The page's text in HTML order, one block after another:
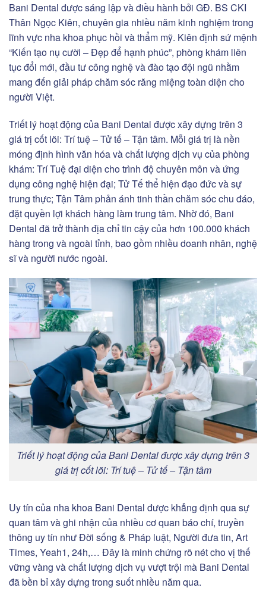
Bani Dental được sáng lập và điều hành bởi GĐ. BS CKI
Thân Ngọc Kiên, chuyên gia nhiều năm kinh nghiệm trong
lĩnh vực nha khoa phục hồi và thẩm mỹ. Kiên định sứ mệnh
“Kiến tạo nụ cười – Đẹp để hạnh phúc”, phòng khám liên
tục đổi mới, đầu tư công nghệ và đào tạo đội ngũ nhằm
mang đến giải pháp chăm sóc răng miệng toàn diện cho
người Việt.
Triết lý hoạt động của Bani Dental được xây dựng trên 3
giá trị cốt lõi: Trí tuệ – Tử tế – Tận tâm. Mỗi giá trị là nền
móng định hình văn hóa và chất lượng dịch vụ của phòng
khám: Trí Tuệ đại diện cho trình độ chuyên môn và ứng
dụng công nghệ hiện đại; Tử Tế thể hiện đạo đức và sự
trung thực; Tận Tâm phản ánh tinh thần chăm sóc chu đáo,
đặt quyền lợi khách hàng làm trung tâm. Nhờ đó, Bani
Dental đã trở thành địa chỉ tin cậy của hơn 100.000 khách
hàng trong và ngoài tỉnh, bao gồm nhiều doanh nhân, nghệ
sĩ và người nước ngoài.
Triết lý hoạt động của Bani Dental được xây dựng trên 3
giá trị cốt lõi: Trí tuệ – Tử tế – Tận tâm
Uy tín của nha khoa Bani Dental được khẳng định qua sự
quan tâm và ghi nhận của nhiều cơ quan báo chí, truyền
thông uy tín như Đời sống & Pháp luật, Người đưa tin, Art
Times, Yeah1, 24h,… Đây là minh chứng rõ nét cho vị thế
vững vàng và chất lượng dịch vụ vượt trội mà Bani Dental
đã bền bỉ xây dựng trong suốt nhiều năm qua.